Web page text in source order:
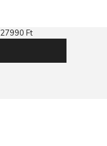
27990 Ft